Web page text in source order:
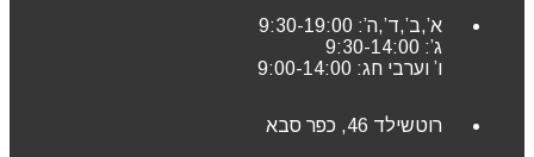
א’,ב’,ד’,ה’: 9:30-19:00
ג’: 9:30-14:00
ו’ וערבי חג: 9:00-14:00
רוטשילד 46, כפר סבא